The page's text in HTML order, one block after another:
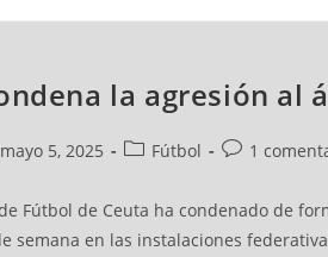
la agresión
mayo 5, 2025 Fútbol 1
Fútbol de Ceuta ha condenado de
semana en las instalaciones